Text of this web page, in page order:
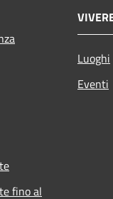
Luoghi
Eventi
fino al